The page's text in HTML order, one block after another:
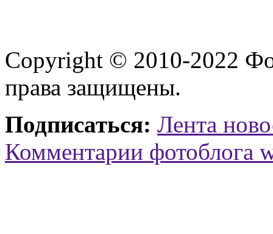
Copyright © 2010-2022
права защищены.
Подписаться: Лента
Комментарии фотоблога